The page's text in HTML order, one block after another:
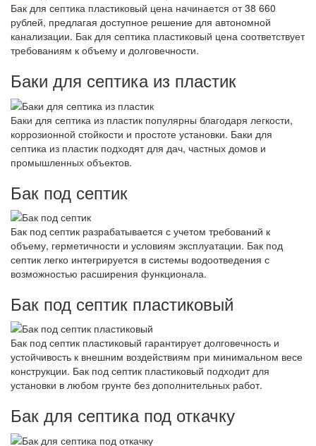
Бак для септика пластиковый цена начинается от 38 660
рублей, предлагая доступное решение для автономной
канализации. Бак для септика пластиковый цена соответствует
требованиям к объему и долговечности.
Баки для септика из пластик
Баки для септика из пластик популярны благодаря легкости,
коррозионной стойкости и простоте установки. Баки для
септика из пластик подходят для дач, частных домов и
промышленных объектов.
Бак под септик
Бак под септик разрабатывается с учетом требований к
объему, герметичности и условиям эксплуатации. Бак под
септик легко интегрируется в системы водоотведения с
возможностью расширения функционала.
Бак под септик пластиковый
Бак под септик пластиковый гарантирует долговечность и
устойчивость к внешним воздействиям при минимальном весе
конструкции. Бак под септик пластиковый подходит для
установки в любом грунте без дополнительных работ.
Бак для септика под откачку